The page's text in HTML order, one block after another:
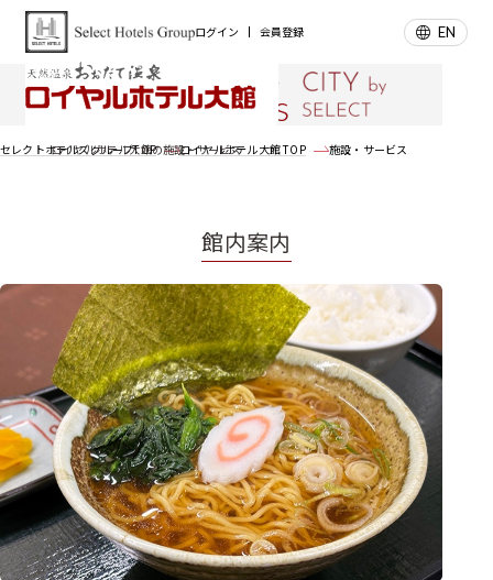
ログイン 会員登録 EN
ロイヤルホテル大館の施設・サービス
施設・サービス
Facilities
セレクトホテルズグループTOP ロイヤルホテル大館 TOP 施設・サービス
館内案内